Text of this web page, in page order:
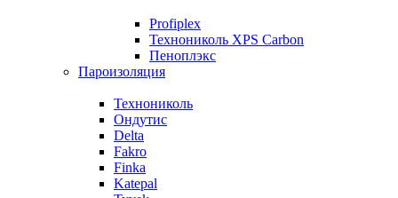
Profiplex
Технониколь XPS Carbon
Пеноплэкс
Пароизоляция
Технониколь
Ондутис
Delta
Fakro
Finka
Katepal